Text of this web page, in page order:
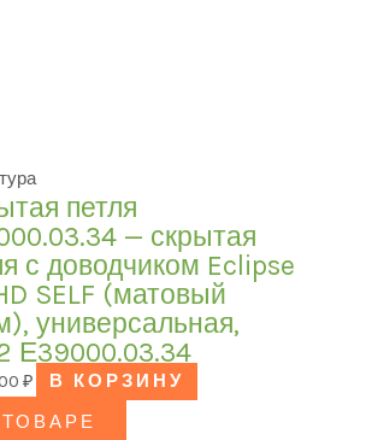
петля
— скрытая
с доводчиком Eclipse
SELF (матовый
универсальная,
Е39000.03.34
₽
В КОРЗИНУ